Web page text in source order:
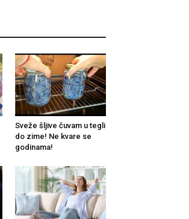
Sveže šljive čuvam u tegli
do zime! Ne kvare se
godinama!